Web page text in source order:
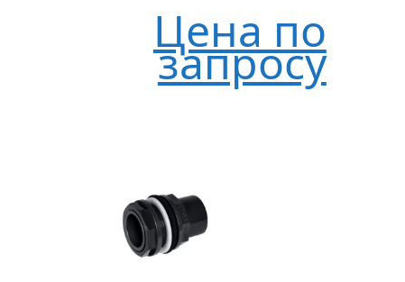
Цена по
запросу